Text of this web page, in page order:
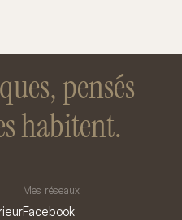
pensés
habitent.
Mes réseaux
Facebook